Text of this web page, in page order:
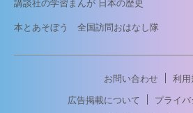
講談社の学習まんが 日本の歴史
本とあそぼう 全国訪問おはなし隊
お問い合わせ
利用
広告掲載について
プライ